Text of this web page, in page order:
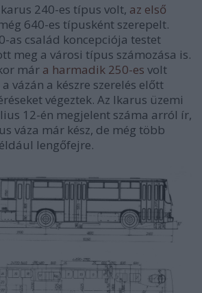
240-es típus volt, az első
640-es típusként szerepelt.
as család koncepciója testet
meg a városi típus számozása is.
már a harmadik 250-es volt
vázán a készre szerelés előtt
végeztek. Az Ikarus üzemi
12-én megjelent száma arról ír,
váza már kész, de még több
lengőfejre.